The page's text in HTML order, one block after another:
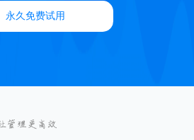
永久免费试用